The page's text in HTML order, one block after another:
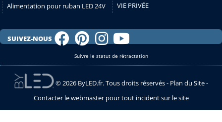
Alimentation pour ruban LED 24V
VIE PRIVÉE
SUIVEZ-NOUS
Suivre le statut de rétractation
© 2026 ByLED.fr. Tous droits réservés - Plan du Site-
Contacter le webmaster pour tout incident sur le site